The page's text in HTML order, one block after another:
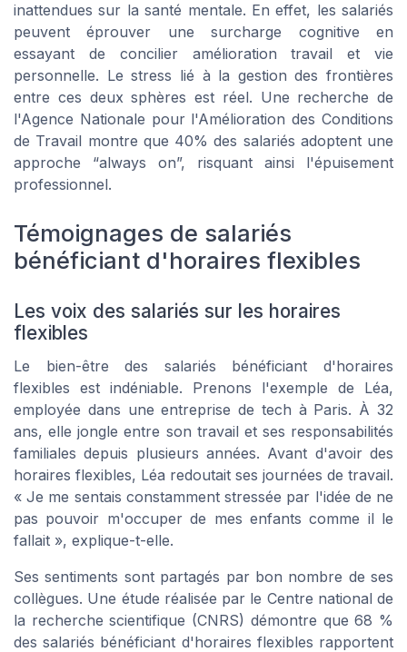
inattendues sur la santé mentale. En effet, les salariés
peuvent éprouver une surcharge cognitive en
essayant de concilier amélioration travail et vie
personnelle. Le stress lié à la gestion des frontières
entre ces deux sphères est réel. Une recherche de
l'Agence Nationale pour l'Amélioration des Conditions
de Travail montre que 40% des salariés adoptent une
approche “always on”, risquant ainsi l'épuisement
professionnel.
Témoignages de salariés
bénéficiant d'horaires flexibles
Les voix des salariés sur les horaires
flexibles
Le bien-être des salariés bénéficiant d'horaires
flexibles est indéniable. Prenons l'exemple de Léa,
employée dans une entreprise de tech à Paris. À 32
ans, elle jongle entre son travail et ses responsabilités
familiales depuis plusieurs années. Avant d'avoir des
horaires flexibles, Léa redoutait ses journées de travail.
« Je me sentais constamment stressée par l'idée de ne
pas pouvoir m'occuper de mes enfants comme il le
fallait », explique-t-elle.
Ses sentiments sont partagés par bon nombre de ses
collègues. Une étude réalisée par le Centre national de
la recherche scientifique (CNRS) démontre que 68 %
des salariés bénéficiant d'horaires flexibles rapportent